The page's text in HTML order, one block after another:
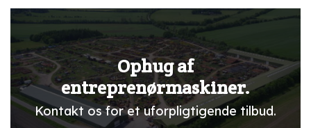
Ophug af
entreprenørmaskiner.
Kontakt os for et uforpligtigende tilbud.